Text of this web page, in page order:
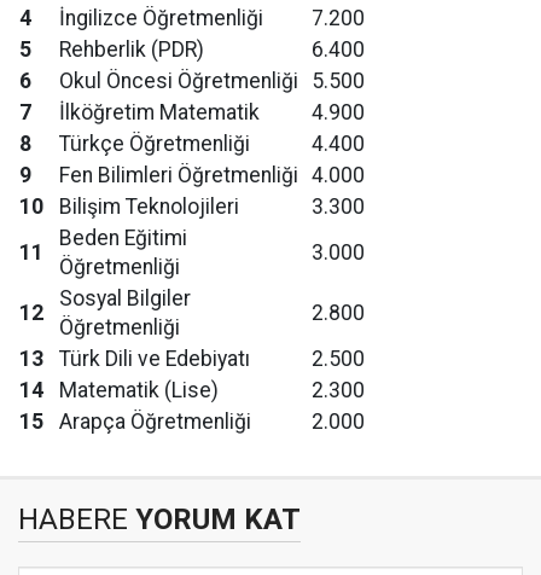
4
İngilizce Öğretmenliği
7.200
5
Rehberlik (PDR)
6.400
6
Okul Öncesi Öğretmenliği
5.500
7
İlköğretim Matematik
4.900
8
Türkçe Öğretmenliği
4.400
9
Fen Bilimleri Öğretmenliği 4.000
10
Bilişim Teknolojileri
3.300
11
Beden Eğitimi
Öğretmenliği
3.000
12
Sosyal Bilgiler
Öğretmenliği
2.800
13
Türk Dili ve Edebiyatı
2.500
14
Matematik (Lise)
2.300
15
Arapça Öğretmenliği 2.000
HABERE YORUM KAT